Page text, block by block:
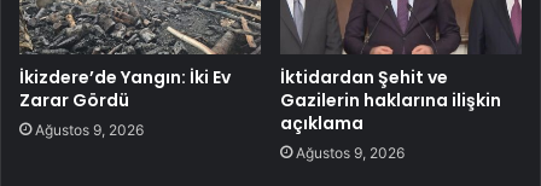
İkizdere’de Yangın: İki Ev
Zarar Gördü
Ağustos 9, 2026
İktidardan Şehit ve
Gazilerin haklarına ilişkin
açıklama
Ağustos 9, 2026